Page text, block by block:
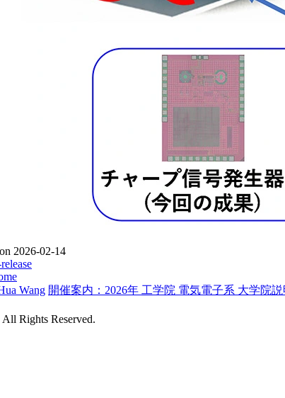
2026-02-14
Wang 開催案内：2026年 工学院 電気電子系 大学院
All Rights Reserved.